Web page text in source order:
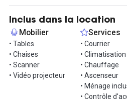
stations de vélo.
Un emplacement singulier pour une
dans un lieu porteur de sens.
Intéressé ? Organisons une visite
Inclus dans la location
Mobilier
• Tables
• Chaises
• Scanner
• Vidéo projecteur
Services
• Courrier
• Climatisation
• Chauffage
• Ascenseur
• Ménage
• Contrôle